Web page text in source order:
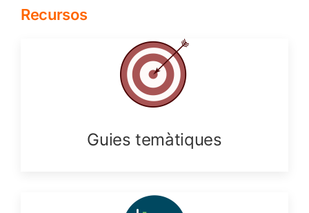
Recursos
Guies temàtiques